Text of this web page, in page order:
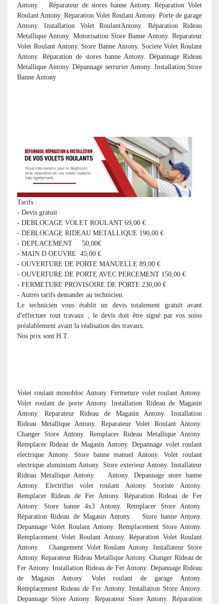
Antony. Réparateur de stores banne Antony. Réparation Volet
Roulant Antony. Reparation Volet Roulant Antony. Porte de garage
Antony. Installation Volet RoulantAntony. Réparation Rideau
Metallique Antony. Motorisation Store Banne Antony. Reparateur
Volet Roulant Antony. Store Banne Antony. Societe Volet Roulant
Antony. Réparation de stores banne Antony. Dépannage Rideau
Metallique Antony. Dépannage serrurier Antony. Installation Store
Banne Antony
Tarifs :
- Devis gratuit
- DEBLOCAGE VOLET ROULANT 69,00 €
- DEBLOCAGE RIDEAU METALLIQUE 190,00 €
- DEPLACEMENT 50,00€
- MAIN D OEUVRE 45,00 €
- OUVERTURE DE PORTE MANUELLE 89,00 €
- OUVERTURE DE PORTE AVEC PERCEMENT 150,00 €
- FERMETURE PROVISOIRE DE PORTE 230,00 €
- Autres tarifs demander au technicien.
Le technicien vous établit un devis totalement gratuit avant
d'effectuer tout travaux ; le devis doit être signé par vos soins
préalablement avant la réalisation des travaux.
Nos prix sont H.T.
Volet roulant monobloc Antony. Fermeture volet roulant Antony.
Volet roulant de porte Antony. Installation Rideau de Magasin
Antony. Reparateur Rideau de Magasin Antony. Installation
Rideau Metallique Antony. Reparateur Volet Roulant Antony.
Changer Store Antony. Remplacer Rideau Metallique Antony.
Remplacer Rideau de Magasin Antony. Depannage volet roulant
electrique Antony. Store banne manuel Antony. Volet roulant
electrique aluminium Antony. Store exterieur Antony. Installateur
Rideau Metallique Antony. Antony. Depannage store banne
Antony. Electrifier volet roulant Antony. Storiste Antony.
Remplacer Rideau de Fer Antony. Réparation Rideau de Fer
Antony. Store banne 4x3 Antony. Remplacer Store Antony.
Réparation Rideau de Magasin Antony. Store banne Antony.
Depannage Volet Roulant Antony. Remplacement Store Antony.
Remplacement Volet Roulant Antony. Réparation Volet Roulant
Antony. Changement Volet Roulant Antony. Installateur Store
Antony. Reparateur Rideau Metallique Antony. Changer Rideau de
Fer Antony. Installation Rideau de Fer Antony. Depannage Rideau
de Magasin Antony. Volet roulant de garage Antony.
Remplacement Rideau de Fer Antony. Installation Store Antony.
Depannage Store Antony. Reparateur Store Antony. Réparation